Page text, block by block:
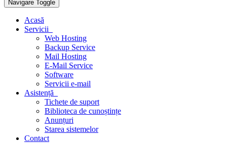
Navigare Toggle
Acasă
Servicii
Web Hosting
Backup Service
Mail Hosting
E-Mail Service
Software
Servicii e-mail
Asistență
Tichete de suport
Biblioteca de cunoștințe
Anunțuri
Starea sistemelor
Contact